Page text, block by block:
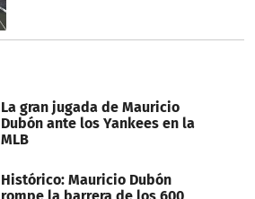
La gran jugada de Mauricio
Dubón ante los Yankees en la
MLB
Histórico: Mauricio Dubón